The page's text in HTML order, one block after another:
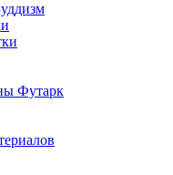
Футарк